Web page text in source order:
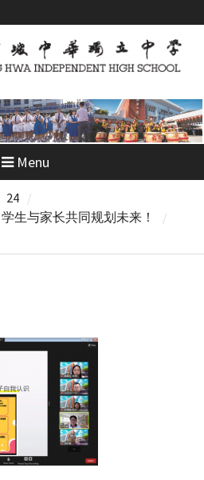
Menu
24
生与家长共同规划未来！